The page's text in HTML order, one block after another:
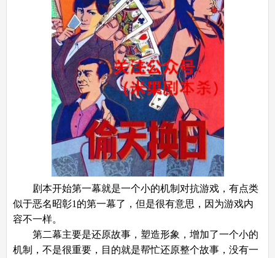
剧本开始第一幕就是一个小的机制对抗游戏，有点类
似于恶名昭彰1的第一幕了，但是很有意思，因为游戏内
容不一样。
第二幕主要是还原故事，塑造形象，增加了一个小的
机制，不是很重要，目的就是帮忙还原整个故事，没有一